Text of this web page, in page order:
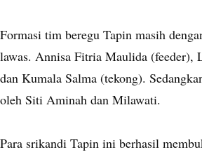
Formasi tim beregu Tapin masih
lawas. Annisa Fitria Maulida
dan Kumala Salma (tekong).
oleh Siti Aminah dan Milawati.
Para srikandi Tapin ini berhasil